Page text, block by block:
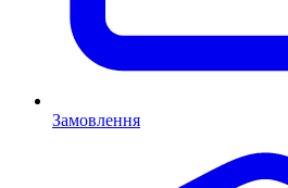
Замовлення